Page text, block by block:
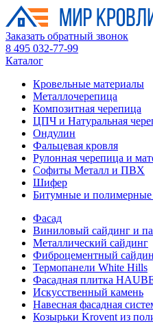
Заказать обратный звонок
8 495 032-77-99
Каталог
Кровельные материалы
Металлочерепица
Композитная черепица
ЦПЧ и Натуральная
Ондулин
Фальцевая кровля
Рулонная черепица и
Софиты Металл и ПВХ
Шифер
Битумные и полимерные
Фасад
Виниловый сайдинг и
Металлический сайдинг
Фиброцементный
Термопанели White Hills
Фасадная плитка
Искусственный камень
Навесная фасадная
Козырьки Krovent из